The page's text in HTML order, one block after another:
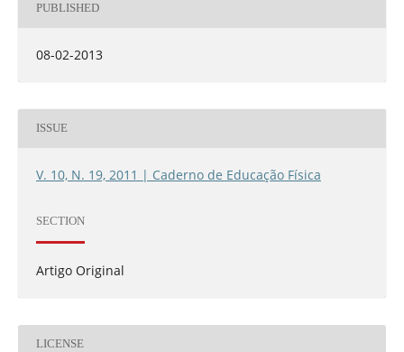
PUBLISHED
08-02-2013
ISSUE
V. 10, N. 19, 2011 | Caderno de Educação Física
SECTION
Artigo Original
LICENSE